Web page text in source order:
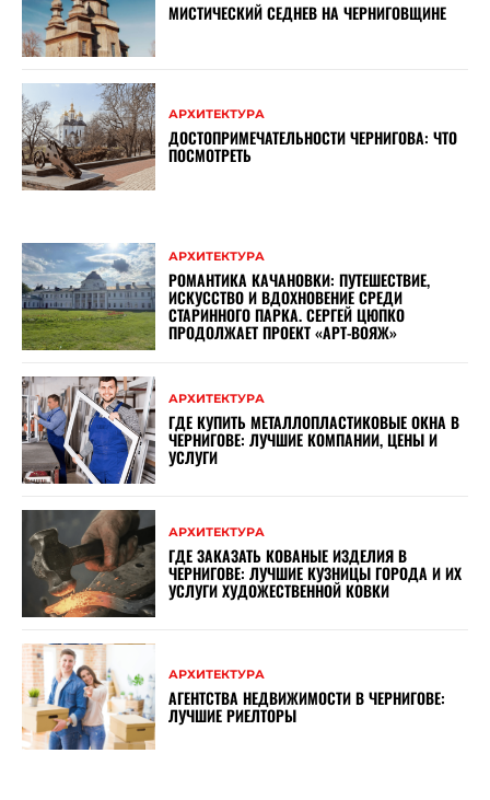
МИСТИЧЕСКИЙ СЕДНЕВ НА ЧЕРНИГОВЩИНЕ
АРХИТЕКТУРА
ДОСТОПРИМЕЧАТЕЛЬНОСТИ ЧЕРНИГОВА: ЧТО
ПОСМОТРЕТЬ
АРХИТЕКТУРА
РОМАНТИКА КАЧАНОВКИ: ПУТЕШЕСТВИЕ,
ИСКУССТВО И ВДОХНОВЕНИЕ СРЕДИ
СТАРИННОГО ПАРКА. СЕРГЕЙ ЦЮПКО
ПРОДОЛЖАЕТ ПРОЕКТ «АРТ-ВОЯЖ»
АРХИТЕКТУРА
ГДЕ КУПИТЬ МЕТАЛЛОПЛАСТИКОВЫЕ ОКНА В
ЧЕРНИГОВЕ: ЛУЧШИЕ КОМПАНИИ, ЦЕНЫ И
УСЛУГИ
АРХИТЕКТУРА
ГДЕ ЗАКАЗАТЬ КОВАНЫЕ ИЗДЕЛИЯ В
ЧЕРНИГОВЕ: ЛУЧШИЕ КУЗНИЦЫ ГОРОДА И ИХ
УСЛУГИ ХУДОЖЕСТВЕННОЙ КОВКИ
АРХИТЕКТУРА
АГЕНТСТВА НЕДВИЖИМОСТИ В ЧЕРНИГОВЕ:
ЛУЧШИЕ РИЕЛТОРЫ